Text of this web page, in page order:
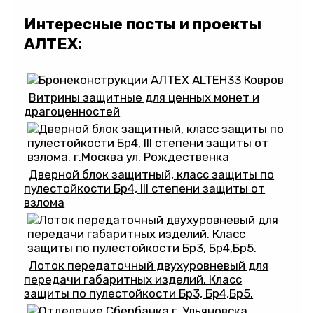
Интересные посты и проекты
АЛТЕХ:
Витрины защитные для ценных монет и
драгоценностей
Дверной блок защитный, класс защиты по
пулестойкости Бр4, III степени защиты от
взлома
Лоток передаточный двухуровневый для
передачи габаритных изделий. Класс
защиты по пулестойкости Бр3, Бр4,Бр5.